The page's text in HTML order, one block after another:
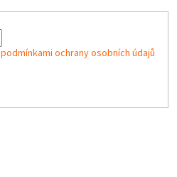
podmínkami ochrany osobních údajů